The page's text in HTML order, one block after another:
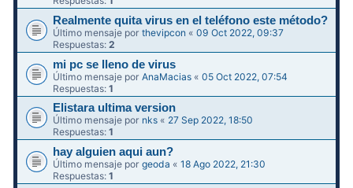
Realmente quita virus en el teléfono este método?
Último mensaje porthevipcon «09 Oct 2022, 09:37
Respuestas:2
mi pc se lleno de virus
Último mensaje porAnaMacias «05 Oct 2022, 07:54
Respuestas:1
Elistara ultima version
Último mensaje por nks « 27 Sep 2022, 18:50
Respuestas:1
hay alguien aqui aun?
Último mensaje porgeoda «18 Ago 2022, 21:30
Respuestas:1